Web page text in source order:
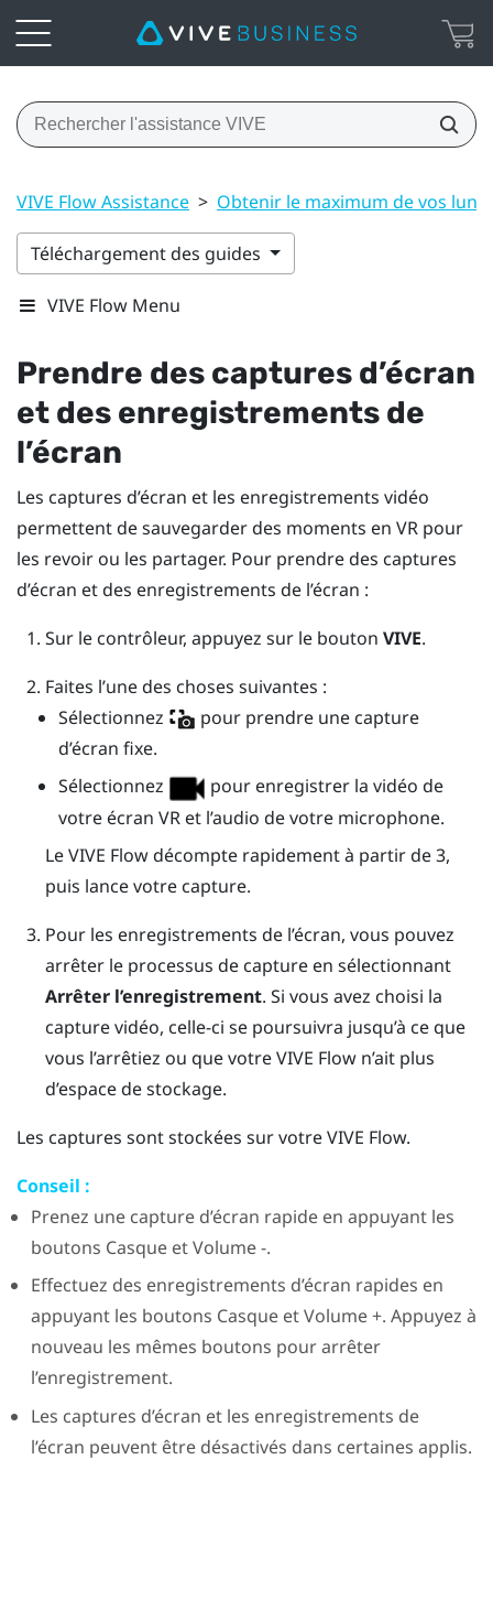
VIVE Flow Assistance > Obtenir le maximum de vos
Téléchargement des guides
VIVE Flow Menu
Prendre des captures d’écran
et des enregistrements de
l’écran
Les captures d’écran et les enregistrements vidéo
permettent de sauvegarder des moments en VR pour
les revoir ou les partager. Pour prendre des captures
d’écran et des enregistrements de l’écran :
Sur le contrôleur, appuyez sur le bouton VIVE.
Faites l’une des choses suivantes :
Sélectionnez
pour prendre une capture
d’écran fixe.
Sélectionnez
pour enregistrer la vidéo de
votre écran VR et l’audio de votre microphone.
LeVIVE Flowdécompte rapidement à partir de 3,
puis lance votre capture.
Pour les enregistrements de l’écran, vous pouvez
arrêter le processus de capture en sélectionnant
Arrêter l’enregistrement. Si vous avez choisi la
capture vidéo, celle-ci se poursuivra jusqu’à ce que
vous l’arrêtiez ou que votreVIVE Flown’ait plus
d’espace de stockage.
Les captures sont stockées sur votreVIVE Flow.
Conseil :
Prenez une capture d’écran rapide en appuyant les
boutons CasqueetVolume -.
Effectuez des enregistrements d’écran rapides en
appuyant les boutons CasqueetVolume +. Appuyez à
nouveau les mêmes boutons pour arrêter
l’enregistrement.
Les captures d’écran et les enregistrements de
l’écran peuvent être désactivés dans certaines applis.